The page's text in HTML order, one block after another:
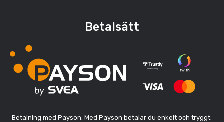
Betalsätt
Betalning med Payson. Med Payson betalar du enkelt och tryggt.